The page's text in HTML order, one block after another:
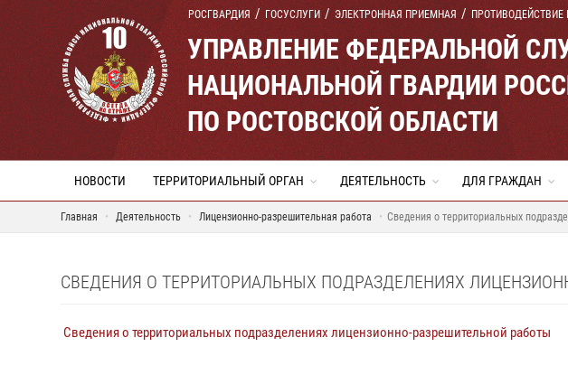
РОСГВАРДИЯ ГОСУСЛУГИ ЭЛЕКТРОННАЯ ПРИЕМНАЯ ПРОТИВОДЕЙСТВИЕ
УПРАВЛЕНИЕ ФЕДЕРАЛЬНОЙ
НАЦИОНАЛЬНОЙ ГВАРДИИ
ПО РОСТОВСКОЙ ОБЛАСТИ
НОВОСТИ ТЕРРИТОРИАЛЬНЫЙ ОРГАН ДЕЯТЕЛЬНОСТЬ ДЛЯ ГРАЖДАН
Главная Деятельность Лицензионно-разрешительная работа Сведения о территориальных
СВЕДЕНИЯ О ТЕРРИТОРИАЛЬНЫХ ПОДРАЗДЕЛЕНИЯХ
Сведения о территориальных подразделениях лицензионно-разрешительной работы